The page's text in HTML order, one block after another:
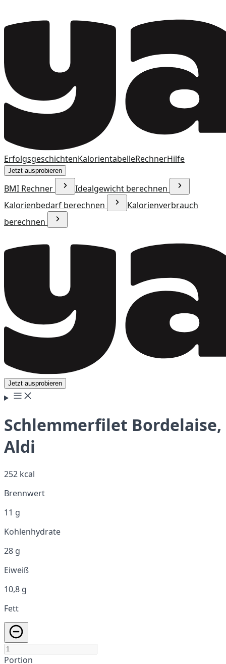
ErfolgsgeschichtenKalorientabelleRechnerHilfe
Jetzt ausprobieren
BMI Rechner
Idealgewicht berechnen
Kalorienbedarf berechnen
Kalorienverbrauch
berechnen
Jetzt ausprobieren
Schlemmerfilet Bordelaise,
Aldi
252 kcal
Brennwert
11 g
Kohlenhydrate
28 g
Eiweiß
10,8 g
Fett
Portion